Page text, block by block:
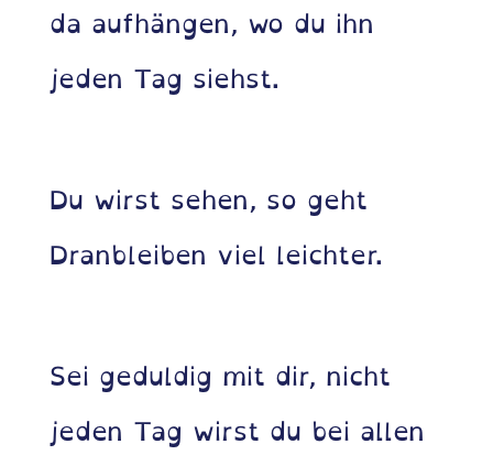
da aufhängen, wo du ihn
jeden Tag siehst.
Du wirst sehen, so geht
Dranbleiben viel leichter.
Sei geduldig mit dir, nicht
jeden Tag wirst du bei allen